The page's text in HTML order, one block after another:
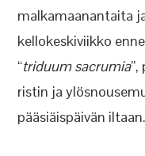
malkamaanantaita
kellokeskiviikko
“triduum sacrumia
ristin ja
pääsiäispäivän iltaan.